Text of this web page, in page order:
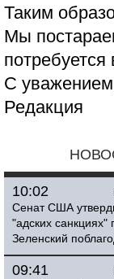
Таким
Мы
потребуется
С
Редакция
10:02
Сенат США
"адских санкциях"
Зеленский
09:41